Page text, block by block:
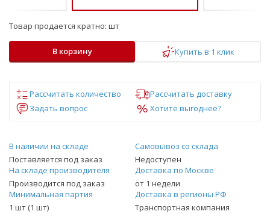
Товар продается кратно: шт
В корзину Купить в 1 клик
Рассчитать количество
Рассчитать доставку
Задать вопрос
Хотите выгоднее?
В наличии на складе
Поставляется под заказ
Самовывоз со склада
Недоступен
На складе производителя
Производится под заказ
Доставка по Москве
от 1 недели
Минимальная партия
1 шт (1 шт)
Доставка в регионы РФ
Транспортная компания